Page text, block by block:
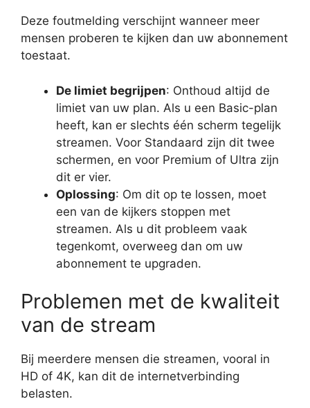
Deze foutmelding verschijnt wanneer meer
mensen proberen te kijken dan uw abonnement
toestaat.
De limiet begrijpen: Onthoud altijd de
limiet van uw plan. Als u een Basic-plan
heeft, kan er slechts één scherm tegelijk
streamen. Voor Standaard zijn dit twee
schermen, en voor Premium of Ultra zijn
dit er vier.
Oplossing: Om dit op te lossen, moet
een van de kijkers stoppen met
streamen. Als u dit probleem vaak
tegenkomt, overweeg dan om uw
abonnement te upgraden.
Problemen met de kwaliteit
van de stream
Bij meerdere mensen die streamen, vooral in
HD of 4K, kan dit de internetverbinding
belasten.